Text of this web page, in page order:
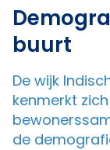
buurt
De wijk
kenmerkt
de